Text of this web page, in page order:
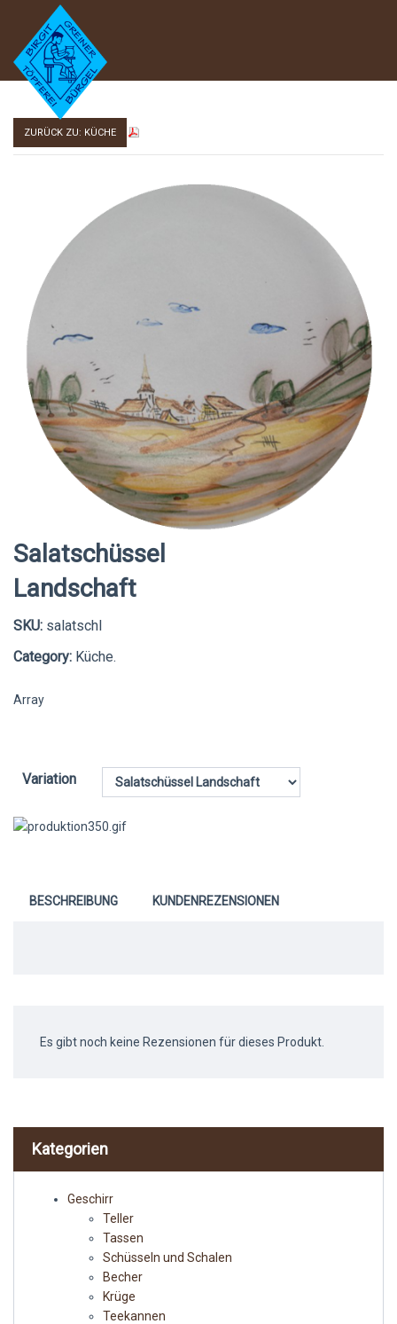
ZURÜCK ZU: KÜCHE
Salatschüssel
Landschaft
SKU: salatschl
Category: Küche.
Array
Variation
BESCHREIBUNG KUNDENREZENSIONEN
Es gibt noch keine Rezensionen für dieses Produkt.
Kategorien
Geschirr
Teller
Tassen
Schüsseln und Schalen
Becher
Krüge
Teekannen